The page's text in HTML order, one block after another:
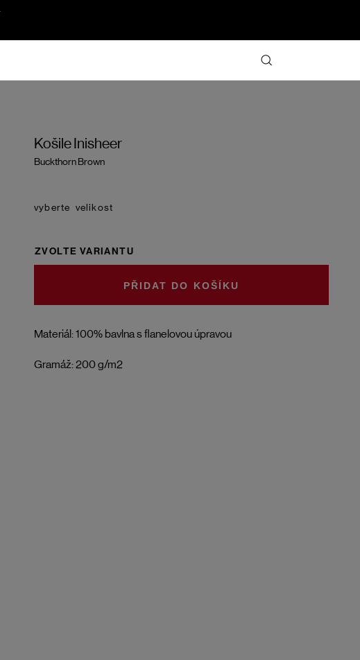
Košile Inisheer
Buckthorn Brown
Materiál: 100% bavlna s flanelovou úpravou
Gramáž: 200 g/m2
velikost
ZVOLTE VARIANTU
DO KOŠÍKU